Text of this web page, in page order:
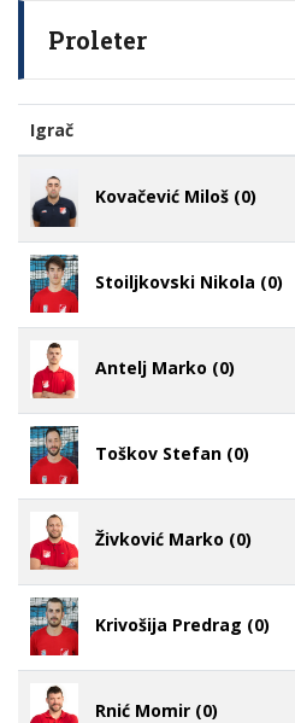
Proleter
Igrač
Kovačević Miloš (0)
Stoiljkovski Nikola (0)
Antelj Marko (0)
Toškov Stefan (0)
Živković Marko (0)
Krivošija Predrag (0)
Rnić Momir (0)